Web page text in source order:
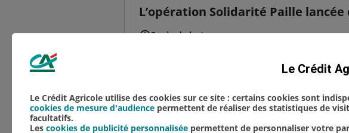
L’opération Solidarité Paille
2 min de lecture
Les Jeunes Agriculteurs de la Marne
Agricoles de la Marne ont lancé, ce 3
Le Crédit
Le Crédit Agricole utilise des cookies sur ce site : certains cookies sont
cookies de mesure d'audience permettent de réaliser des statistiques de
facultatifs.
Les cookies de publicité personnalisée permettent de personnaliser votre